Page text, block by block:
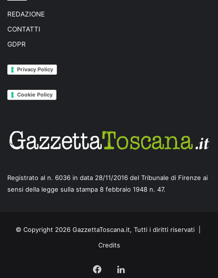
REDAZIONE
CONTATTI
GDPR
Privacy Policy
Cookie Policy
Registrato al n. 6036 in data 28/11/2016 del Tribunale di Firenze ai
sensi della legge sulla stampa 8 febbraio 1948 n. 47.
© Copyright 2026 GazzettaToscana.it, Tutti i diritti riservati |
Credits
FacebookLinkedIn